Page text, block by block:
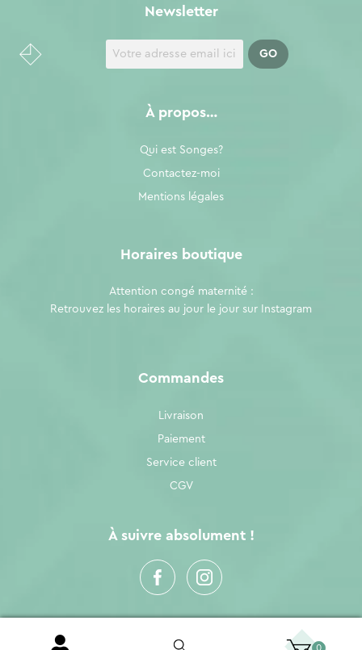
Commandes
Livraison
Paiement
Service client
CGV
À suivre absolument !
À propos…
Qui est Songes?
Contactez-moi
Mentions légales
Newsletter
Horaires boutique
Attention congé maternité :
Retrouvez les horaires au jour le jour sur
Instagram
0